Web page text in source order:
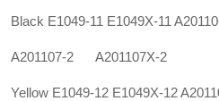
Black E1049-11 E1049X-11
A201107-2 A201107X-2
Yellow E1049-12 E1049X-12